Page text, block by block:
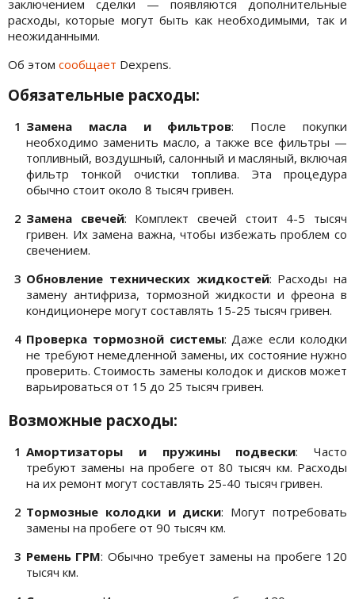
заключением сделки — появляются дополнительные
расходы, которые могут быть как необходимыми, так и
неожиданными.
Об этом сообщает Dexpens.
Обязательные расходы:
Замена масла и фильтров: После покупки
необходимо заменить масло, а также все фильтры —
топливный, воздушный, салонный и масляный, включая
фильтр тонкой очистки топлива. Эта процедура
обычно стоит около 8 тысяч гривен.
Замена свечей: Комплект свечей стоит 4-5 тысяч
гривен. Их замена важна, чтобы избежать проблем со
свечением.
Обновление технических жидкостей: Расходы на
замену антифриза, тормозной жидкости и фреона в
кондиционере могут составлять 15-25 тысяч гривен.
Проверка тормозной системы: Даже если колодки
не требуют немедленной замены, их состояние нужно
проверить. Стоимость замены колодок и дисков может
варьироваться от 15 до 25 тысяч гривен.
Возможные расходы:
Амортизаторы и пружины подвески: Часто
требуют замены на пробеге от 80 тысяч км. Расходы
на их ремонт могут составлять 25-40 тысяч гривен.
Тормозные колодки и диски: Могут потребовать
замены на пробеге от 90 тысяч км.
Ремень ГРМ: Обычно требует замены на пробеге 120
тысяч км.